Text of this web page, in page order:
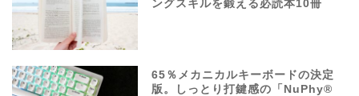
ングスキルを鍛える必読本10冊
65％メカニカルキーボードの決定
版。しっとり打鍵感の「NuPhy®